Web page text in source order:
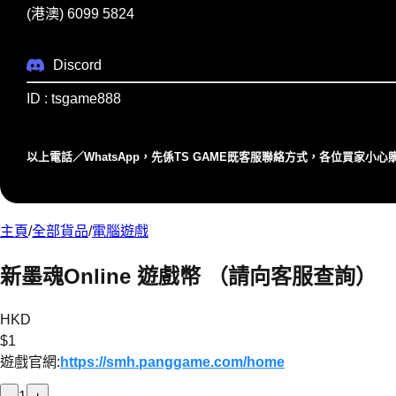
(港澳) 6099 5824
Discord
ID : tsgame888
以上電話／WhatsApp，先係TS GAME既客服聯絡⽅式，各位買家⼩⼼
主頁/全部貨品/電腦遊戲
新墨魂Online 遊戲幣 （請向客服查詢）
HKD
$1
遊戲官網: https://smh.panggame.com/home